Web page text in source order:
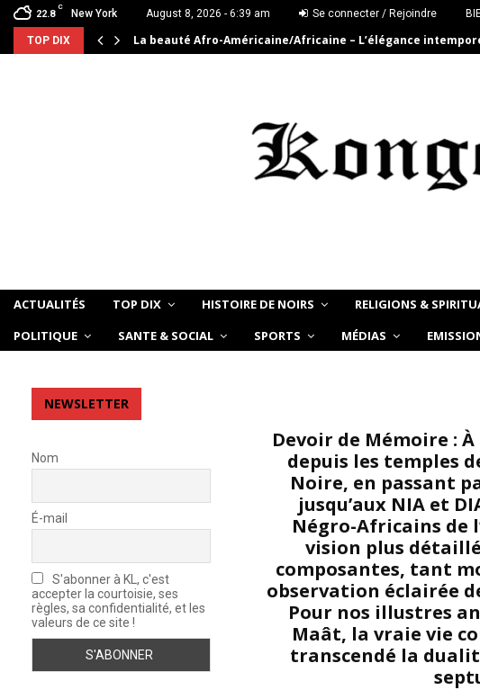
22.8
C
New York August 8, 2026 - 6:39 am Se connecter / Rejoindre
TOP DIX La beauté Afro-Américaine/Africaine – L’élégance
ACTUALITÉS TOP DIX HISTOIRE DE NOIRS RELIGIONS &
POLITIQUE
SANTE & SOCIAL SPORTS MÉDIAS
Devoir de Mémoire :
depuis les temples
Noire, en passant
jusqu’aux NIA et
Négro-Africains de
vision plus
composantes, tant
observation éclairée
Pour nos illustres
Maât, la vraie vie
transcendé la
NEWSLETTER
Nom
É-mail
S'abonner à KL, c'est
accepter la courtoisie, ses
règles, sa confidentialité, et les
valeurs de ce site !